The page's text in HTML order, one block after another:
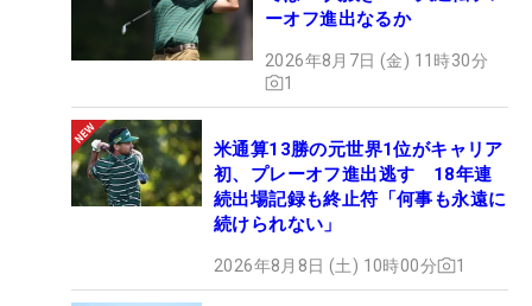
ーオフ進出なるか
2026年8月7日 (金) 11時30分
1
米通算13勝の元世界1位がキャリア
初、プレーオフ進出逃す 18年連
続出場記録も終止符「何事も永遠に
続けられない」
2026年8月8日 (土) 10時00分 1